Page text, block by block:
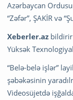
Azərbaycan
“Zəfər”, ŞAKİR və
Xeberler.az bildirir
Yüksək
“Belə-belə işlər”
şəbəkəsinin
Videosüjetdə